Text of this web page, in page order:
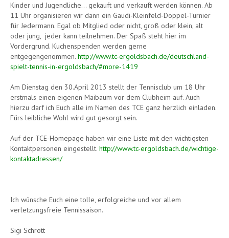
Kinder und Jugendliche… gekauft und verkauft werden können. Ab
11 Uhr organisieren wir dann ein Gaudi-Kleinfeld-Doppel-Turnier
für Jedermann. Egal ob Mitglied oder nicht, groß oder klein, alt
oder jung, jeder kann teilnehmen. Der Spaß steht hier im
Vordergrund. Kuchenspenden werden gerne
entgegengenommen. http://www.tc-ergoldsbach.de/deutschland-
spielt-tennis-in-ergoldsbach/#more-1419
Am Dienstag den 30.April 2013 stellt der Tennisclub um 18 Uhr
erstmals einen eigenen Maibaum vor dem Clubheim auf. Auch
hierzu darf ich Euch alle im Namen des TCE ganz herzlich einladen.
Fürs leibliche Wohl wird gut gesorgt sein.
Auf der TCE-Homepage haben wir eine Liste mit den wichtigsten
Kontaktpersonen eingestellt. http://www.tc-ergoldsbach.de/wichtige-
kontaktadressen/
Ich wünsche Euch eine tolle, erfolgreiche und vor allem
verletzungsfreie Tennissaison.
Sigi Schrott